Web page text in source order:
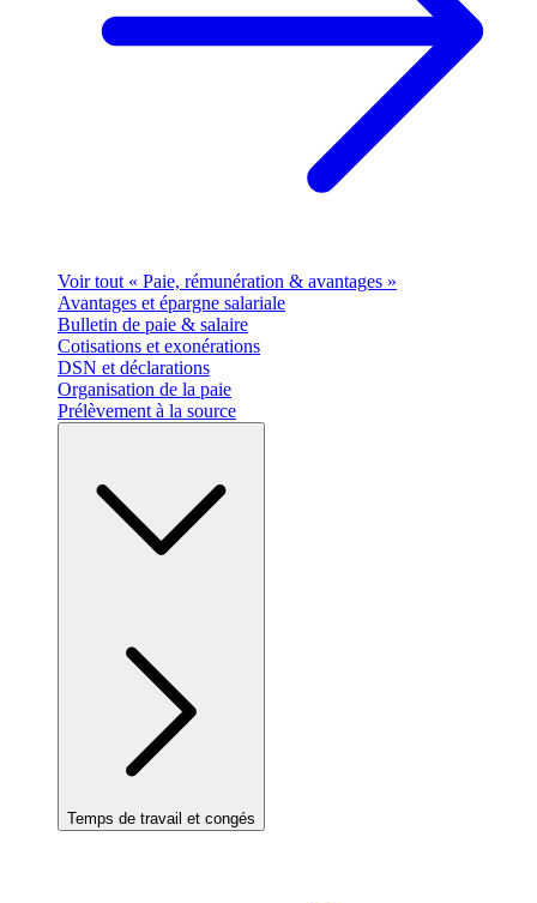
Voir tout « Paie, rémunération & avantages »
Avantages et épargne salariale
Bulletin de paie & salaire
Cotisations et exonérations
DSN et déclarations
Organisation de la paie
Prélèvement à la source
Temps de travail et congés